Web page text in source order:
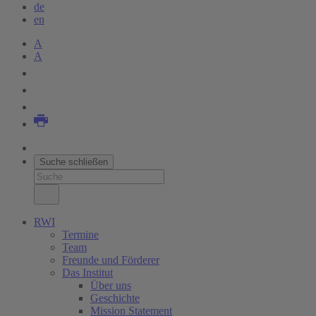
de
en
A
A
Suche schließen
RWI
Termine
Team
Freunde und Förderer
Das Institut
Über uns
Geschichte
Mission Statement